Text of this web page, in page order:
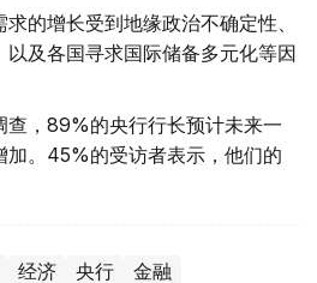
的增长受到地缘政治不确定性、
及各国寻求国际储备多元化等因
查，89%的央行行长预计未来一
加。45%的受访者表示，他们的
经济 央行 金融